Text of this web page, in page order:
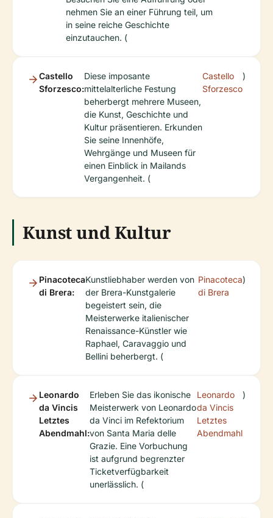
nehmen Sie an einer Führung teil, um
in seine reiche Geschichte
einzutauchen. (
Castello
Sforzesco:
Diese imposante
mittelalterliche Festung
beherbergt mehrere Museen,
die Kunst, Geschichte und
Kultur präsentieren. Erkunden
Sie seine Innenhöfe,
Wehrgänge und Museen für
einen Einblick in Mailands
Vergangenheit. (
Castello
Sforzesco
)
Kunst und Kultur
Pinacoteca
di Brera:
Kunstliebhaber werden von
der Brera-Kunstgalerie
begeistert sein, die
Meisterwerke italienischer
Renaissance-Künstler wie
Raphael, Caravaggio und
Bellini beherbergt. (
Pinacoteca
di Brera
)
Leonardo
da Vincis
Letztes
Abendmahl:
Erleben Sie das ikonische
Meisterwerk von Leonardo
da Vinci im Refektorium
von Santa Maria delle
Grazie. Eine Vorbuchung
ist aufgrund begrenzter
Ticketverfügbarkeit
unerlässlich. (
Leonardo
da Vincis
Letztes
Abendmahl
)